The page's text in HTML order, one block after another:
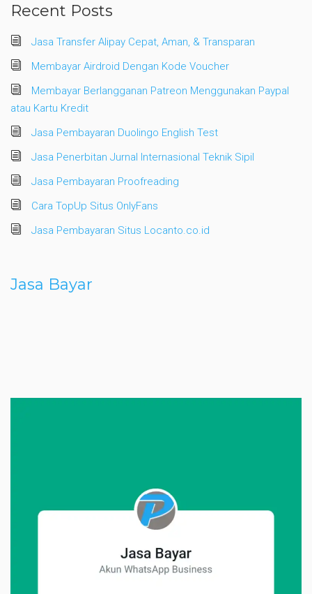
Recent Posts
Jasa Transfer Alipay Cepat, Aman, & Transparan
Membayar Airdroid Dengan Kode Voucher
Membayar Berlangganan Patreon Menggunakan Paypal
atau Kartu Kredit
Jasa Pembayaran Duolingo English Test
Jasa Penerbitan Jurnal Internasional Teknik Sipil
Jasa Pembayaran Proofreading
Cara TopUp Situs OnlyFans
Jasa Pembayaran Situs Locanto.co.id
Jasa Bayar